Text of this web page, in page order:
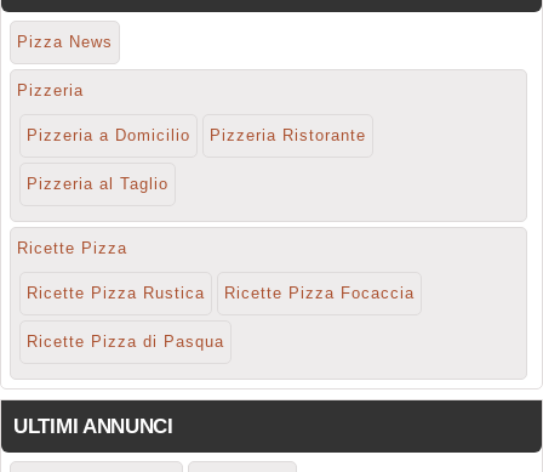
Pizza News
Pizzeria
Pizzeria a Domicilio Pizzeria Ristorante
Pizzeria al Taglio
Ricette Pizza
Ricette Pizza Rustica Ricette Pizza Focaccia
Ricette Pizza di Pasqua
ULTIMI ANNUNCI